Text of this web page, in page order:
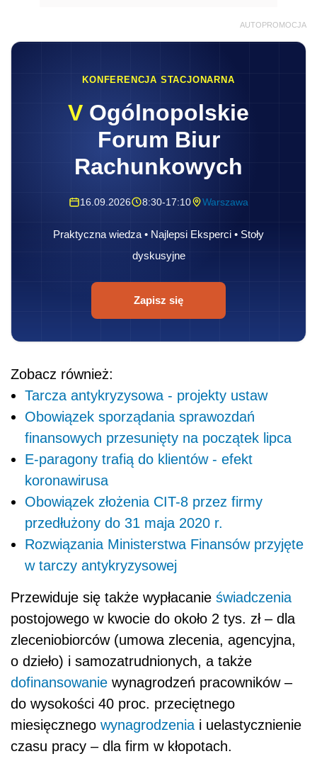
AUTOPROMOCJA
KONFERENCJA STACJONARNA
V Ogólnopolskie
Forum Biur
Rachunkowych
16.09.2026 8:30-17:10 Warszawa
Praktyczna wiedza • Najlepsi Eksperci • Stoły
dyskusyjne
Zapisz się
Zobacz również:
Tarcza antykryzysowa - projekty ustaw
Obowiązek sporządania sprawozdań
finansowych przesunięty na początek lipca
E-paragony trafią do klientów - efekt
koronawirusa
Obowiązek złożenia CIT-8 przez firmy
przedłużony do 31 maja 2020 r.
Rozwiązania Ministerstwa Finansów przyjęte
w tarczy antykryzysowej
Przewiduje się także wypłacanie świadczenia
postojowego w kwocie do około 2 tys. zł – dla
zleceniobiorców (umowa zlecenia, agencyjna,
o dzieło) i samozatrudnionych, a także
dofinansowanie wynagrodzeń pracowników –
do wysokości 40 proc. przeciętnego
miesięcznego wynagrodzenia i uelastycznienie
czasu pracy – dla firm w kłopotach.